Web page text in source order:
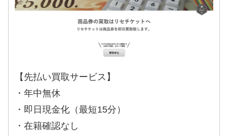
【先払い買取サービス】
・年中無休
・即日現金化（最短15分）
・在籍確認なし